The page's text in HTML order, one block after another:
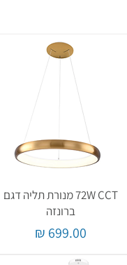
72W CCT מנורת תליה דגם
ברונזה
מחיר